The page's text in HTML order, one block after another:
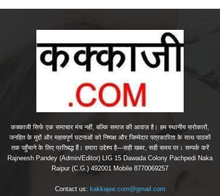
कक्काजी सिर्फ एक समाचार मंच नहीं, बल्कि समाज की आवाज़ है। हम स्थानीय सरोकारों,
जनहित के मुद्दों और महत्वपूर्ण घटनाओं को निष्पक्ष और जिम्मेदार पत्रकारिता के साथ पाठकों
तक पहुँचाने के लिए प्रतिबद्ध हैं। हमारा उद्देश्य है—सही खबर, सही समय पर। सम्पर्क करें
Rajneesh Pandey (Admin/Editor) LIG 15 Dawada Colony Pachpedi Naka
Raipur (C.G.) 492001 Mobile 8770069257
Contact us: kakkajee.com@gmail.com